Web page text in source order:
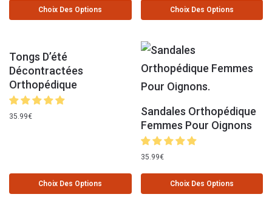
Choix Des Options Choix Des Options
Tongs D’été
Décontractées
Orthopédique
35.99€
Choix Des Options
Sandales Orthopédique
Femmes Pour Oignons
35.99€
Choix Des Options